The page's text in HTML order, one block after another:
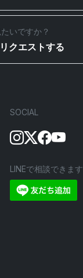
いですか？
クエストする
SOCIAL
LINEで相談できます